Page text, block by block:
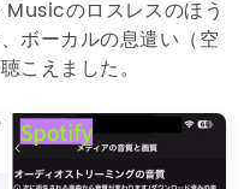
のロスレスのほう
ボーカルの息遣い（空
こえました。